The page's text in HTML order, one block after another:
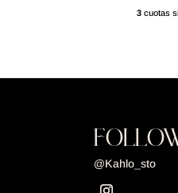
3 cuotas
@Kahlo_sto